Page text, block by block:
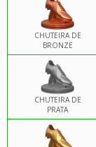
CHUTEIRA DE
BRONZE
CHUTEIRA DE
PRATA